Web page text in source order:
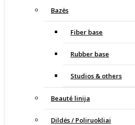
Bazės
Fiber base
Rubber base
Studios & others
Beauté linija
Dildės / Poliruokliai